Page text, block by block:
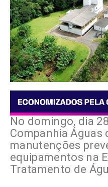
No domingo, dia
Companhia
manutenções
equipamentos na
Tratamento de